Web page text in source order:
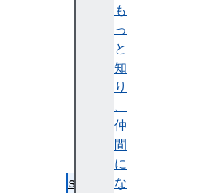
も
っ
と
知
り
、
仲
間
に
な
s